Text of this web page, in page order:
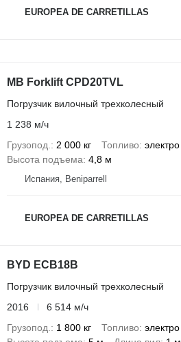
EUROPEA DE CARRETILLAS
MB Forklift CPD20TVL
Погрузчик вилочный трехколесный
1 238 м/ч
Грузопод.
2 000 кг Топливо электро
Высота подъема 4,8 м
Испания, Beniparrell
EUROPEA DE CARRETILLAS
BYD ECB18B
Погрузчик вилочный трехколесный
2016
6 514 м/ч
Грузопод.
1 800 кг Топливо электро